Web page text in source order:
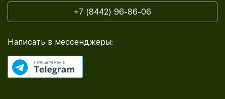
+7 (8442) 96-86-06
Написать в мессенджеры: